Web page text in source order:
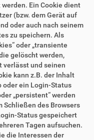
Ein Cookie dient
(bzw. dem Gerät auf
oder auch nach seinem
zu speichern. Als
oder „transiente
gelöscht werden,
verlässt und seinen
kann z.B. der Inhalt
oder ein Login-Status
„persistent“ werden
Schließen des Browsers
Status gespeichert
Tagen aufsuchen.
die Interessen der